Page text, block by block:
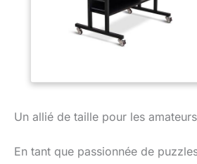
Un allié de taille pour les
En tant que passionnée de